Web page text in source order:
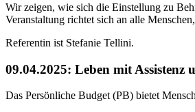
Wir zeigen, wie sich die Einstellung zu
Veranstaltung richtet sich an alle
Referentin ist Stefanie Tellini.
09.04.2025: Leben mit Assistenz
Das Persönliche Budget (PB) bietet